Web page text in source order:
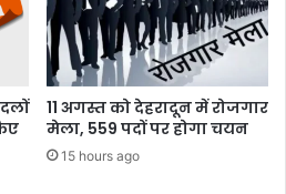
11 अगस्त को देहरादून में रोजगार
मेला, 559 पदों पर होगा चयन
15 hours ago